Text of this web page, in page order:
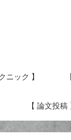
ニック 】
【 論文投稿